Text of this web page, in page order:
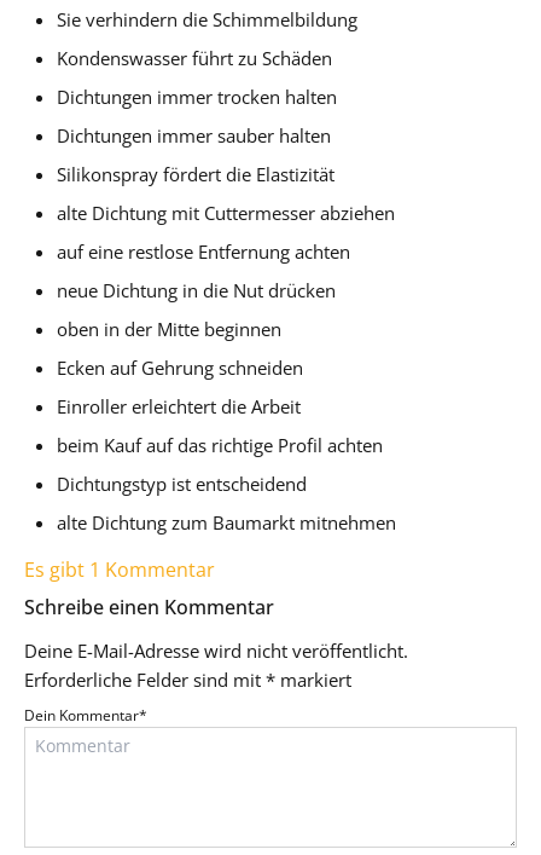
Sie verhindern die Schimmelbildung
Kondenswasser führt zu Schäden
Dichtungen immer trocken halten
Dichtungen immer sauber halten
Silikonspray fördert die Elastizität
alte Dichtung mit Cuttermesser abziehen
auf eine restlose Entfernung achten
neue Dichtung in die Nut drücken
oben in der Mitte beginnen
Ecken auf Gehrung schneiden
Einroller erleichtert die Arbeit
beim Kauf auf das richtige Profil achten
Dichtungstyp ist entscheidend
alte Dichtung zum Baumarkt mitnehmen
Es gibt 1 Kommentar
Schreibe einen Kommentar
Deine E-Mail-Adresse wird nicht veröffentlicht.
Erforderliche Felder sind mit * markiert
Dein Kommentar*